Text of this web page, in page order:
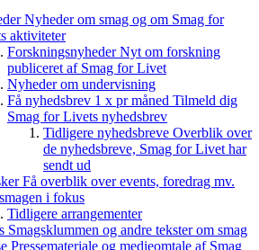
Nyheder om smag og om Smag for
aktiviteter
ForskningsnyhederNyt om forskning
publiceret af Smag for Livet
Nyheder om undervisning
Få nyhedsbrev 1 x pr måned Tilmeld dig
Smag for Livets nyhedsbrev
Tidligere nyhedsbreve Overblik over
de nyhedsbreve, Smag for Livet har
sendt ud
Få overblik over events, foredrag mv.
i fokus
Tidligere arrangementer
Smagsklummen og andre tekster om smag
Pressemateriale og medieomtale af Smag